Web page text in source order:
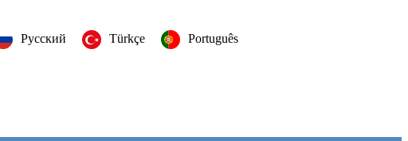
Русский Türkçe Português